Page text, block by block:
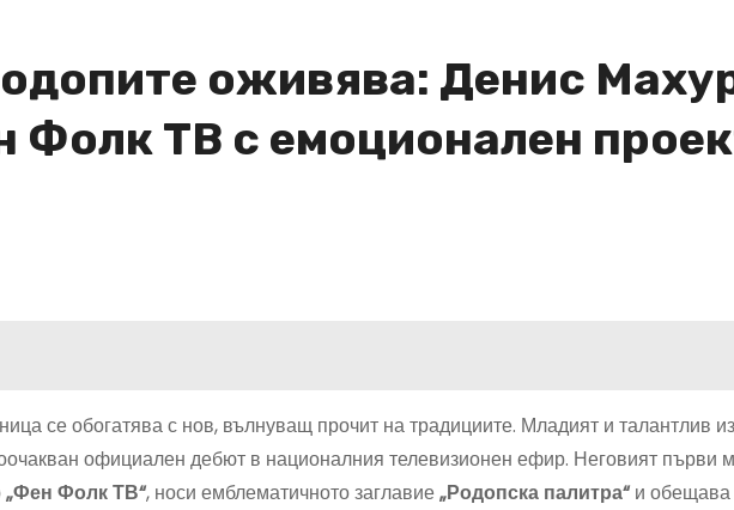
оживява: Денис
Фолк ТВ с емоционален
се обогатява с нов, вълнуващ прочит на традициите. Младият и талантлив
официален дебют в националния телевизионен ефир. Неговият първи
„Фен Фолк ТВ“, носи емблематичното заглавие„Родопска палитра“ и обещава